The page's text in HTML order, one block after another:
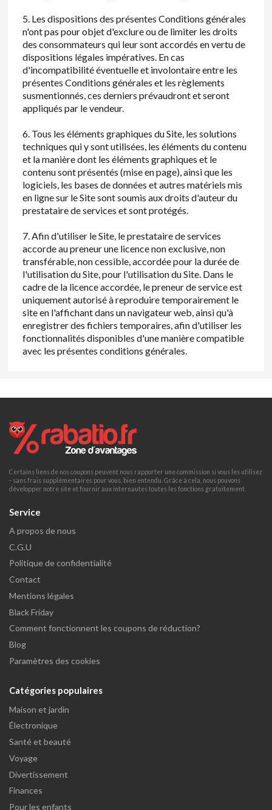
5. Les dispositions des présentes Conditions générales
n'ont pas pour objet d'exclure ou de limiter les droits
des consommateurs qui leur sont accordés en vertu de
dispositions légales impératives. En cas
d'incompatibilité éventuelle et involontaire entre les
présentes Conditions générales et les règlements
susmentionnés, ces derniers prévaudront et seront
appliqués par le vendeur.
6. Tous les éléments graphiques du Site, les solutions
techniques qui y sont utilisées, les éléments du contenu
et la manière dont les éléments graphiques et le
contenu sont présentés (mise en page), ainsi que les
logiciels, les bases de données et autres matériels mis
en ligne sur le Site sont soumis aux droits d'auteur du
prestataire de services et sont protégés.
7. Afin d'utiliser le Site, le prestataire de services
accorde au preneur une licence non exclusive, non
transférable, non cessible, accordée pour la durée de
l'utilisation du Site, pour l'utilisation du Site. Dans le
cadre de la licence accordée, le preneur de service est
uniquement autorisé à reproduire temporairement le
site en l'affichant dans un navigateur web, ainsi qu'à
enregistrer des fichiers temporaires, afin d'utiliser les
fonctionnalités disponibles d'une manière compatible
avec les présentes conditions générales.
Certains liens de nos coupons peuvent nous rapporter une commission si vous les utilisez
- sans frais supplémentaires pour vous, bien entendu. Grâce à cela, nous pouvons
développer notre site et fournir aux internautes toutes les fonctions gratuitement.
Service
A propos de nous
C.G.U
Politique de confidentialité
Contact
Mentions légales
Black Friday
Comment fonctionnent les coupons de réduction?
Blog
Paramètres des cookies
Catégories populaires
Maison et jardin
Électronique
Santé et beauté
Voyage
Divertissement
Finances
Pour les enfants